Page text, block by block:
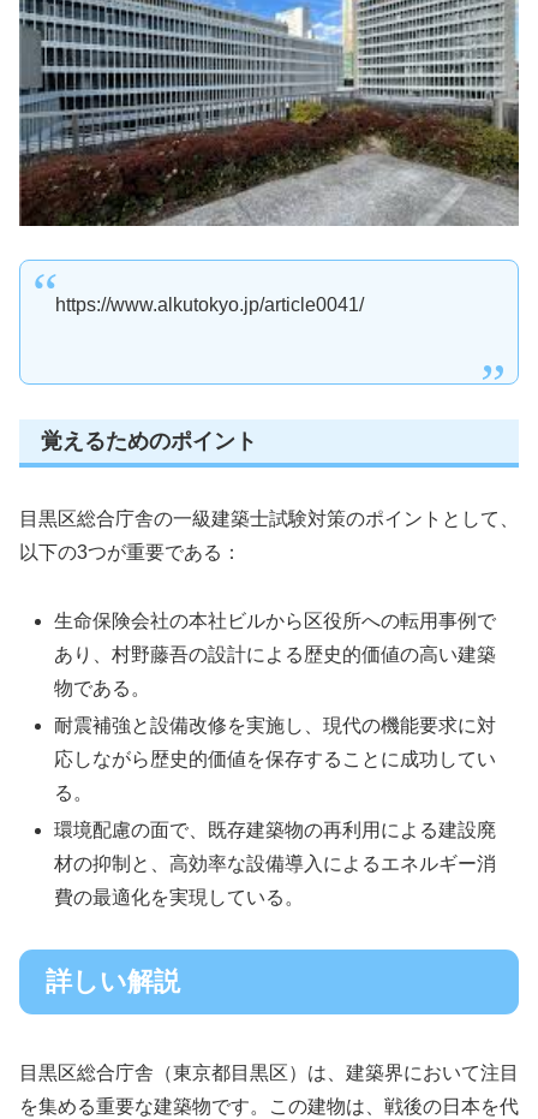
https://www.alkutokyo.jp/article0041/
覚えるためのポイント
目黒区総合庁舎の一級建築士試験対策のポイントとして、
以下の3つが重要である：
生命保険会社の本社ビルから区役所への転用事例で
あり、村野藤吾の設計による歴史的価値の高い建築
物である。
耐震補強と設備改修を実施し、現代の機能要求に対
応しながら歴史的価値を保存することに成功してい
る。
環境配慮の面で、既存建築物の再利用による建設廃
材の抑制と、高効率な設備導入によるエネルギー消
費の最適化を実現している。
詳しい解説
目黒区総合庁舎（東京都目黒区）は、建築界において注目
を集める重要な建築物です。この建物は、戦後の日本を代